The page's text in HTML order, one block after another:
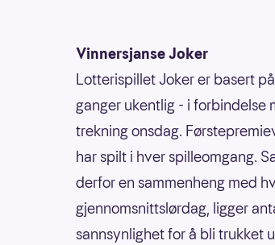
Vinnersjanse Joker
Lotterispillet Joker er basert
ganger ukentlig - i
trekning onsdag.
har spilt i hver spilleomgang.
derfor en sammenheng med
gjennomsnittslørdag, ligger
sannsynlighet for å bli trukket